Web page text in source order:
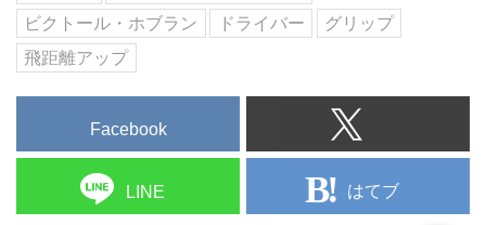
ビクトール・ホブラン
ドライバー
グリップ
飛距離アップ
Facebook
LINE はてブ